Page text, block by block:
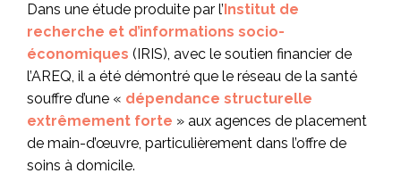
Dans une étude produite par l’ Institut de
recherche et d’informations socio-
économiques (IRIS), avec le soutien financier de
l’AREQ, il a été démontré que le réseau de la santé
souffre d’une « dépendance structurelle
extrêmement forte » aux agences de placement
de main-d’œuvre, particulièrement dans l’offre de
soins à domicile.